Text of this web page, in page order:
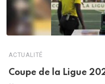
ACTUALITÉ
Coupe de la Ligue